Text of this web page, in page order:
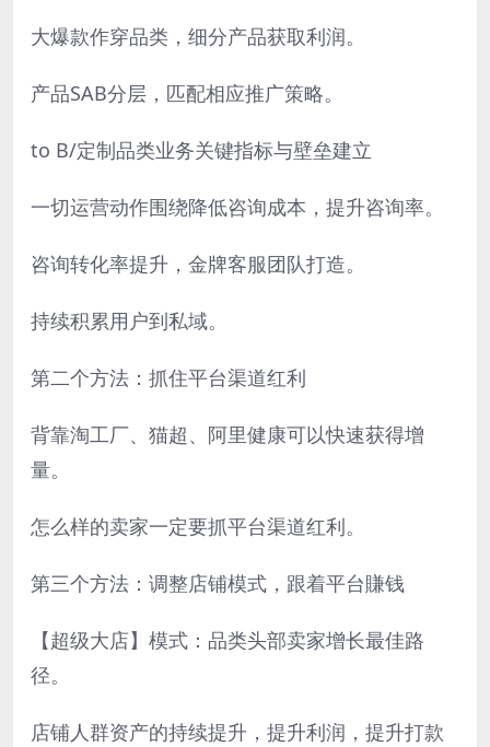
大爆款作穿品类，细分产品获取利润。
产品SAB分层，匹配相应推广策略。
to B/定制品类业务关键指标与壁垒建立
一切运营动作围绕降低咨询成本，提升咨询率。
咨询转化率提升，金牌客服团队打造。
持续积累用户到私域。
第二个方法：抓住平台渠道红利
背靠淘工厂、猫超、阿里健康可以快速获得增
量。
怎么样的卖家一定要抓平台渠道红利。
第三个方法：调整店铺模式，跟着平台賺钱
【超级大店】模式：品类头部卖家增长最佳路
径。
店铺人群资产的持续提升，提升利润，提升打款